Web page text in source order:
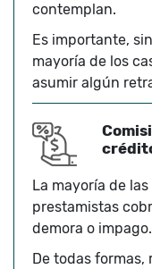
contemplan.
Es importante,
mayoría de los
asumir algún
La mayoría de
prestamistas
demora o impago.
De todas formas,